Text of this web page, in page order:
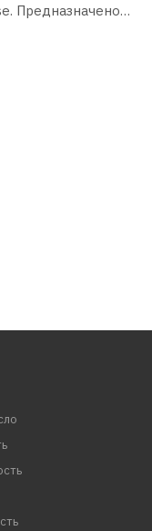
Предназначено
в различных